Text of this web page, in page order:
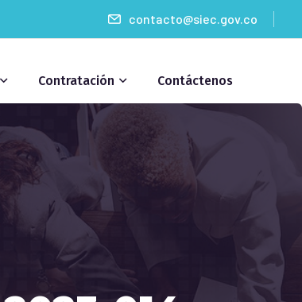
contacto@siec.gov.co
Contratación Contáctenos